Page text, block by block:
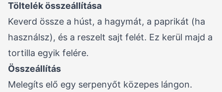
Töltelék összeállítása
Keverd össze a húst, a hagymát, a paprikát (ha
használsz), és a reszelt sajt felét. Ez kerül majd a
tortilla egyik felére.
Összeállítás
Melegíts elő egy serpenyőt közepes lángon.